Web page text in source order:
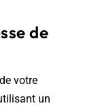
de
votre
un